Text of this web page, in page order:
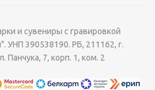
и сувениры с гравировкой
390538190. РБ, 211162, г.
Панчука, 7, корп. 1, ком. 2